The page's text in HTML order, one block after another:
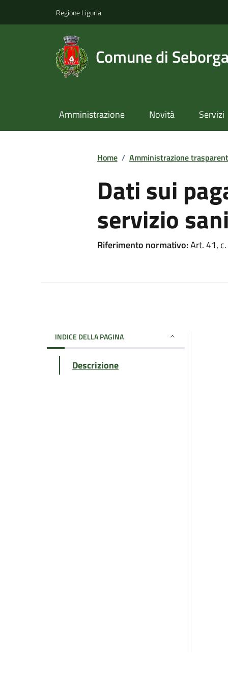
Regione Liguria
Comune di
Amministrazione Novità Servizi
Home / Amministrazione
Dati sui
servizio
Riferimento normativo:Art. 41,
INDICE DELLA PAGINA
Descrizione